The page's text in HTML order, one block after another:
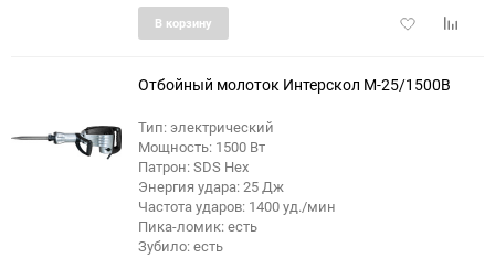
Добавить
В корзину
Отбойный молоток Интерскол М-25/1500В
Тип: электрический
Мощность: 1500 Вт
Патрон: SDS Hex
Энергия удара: 25 Дж
Частота ударов: 1400 уд./мин
Пика-ломик: есть
Зубило: есть